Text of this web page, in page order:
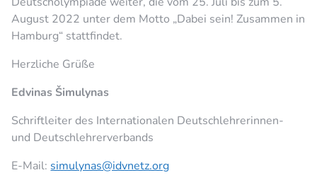
August 2022 unter dem Motto „Dabei sein! Zusammen in
Hamburg“ stattfindet.
Herzliche Grüße
Edvinas Šimulynas
Schriftleiter des Internationalen Deutschlehrerinnen-
und Deutschlehrerverbands
E-Mail: simulynas@idvnetz.org